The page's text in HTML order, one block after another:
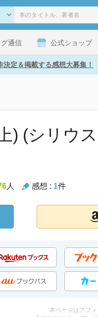
通信 公式ショップ
決定＆掲載する感想大募集！
) (シリウ
人 感想 : 1件
本ページはアフ